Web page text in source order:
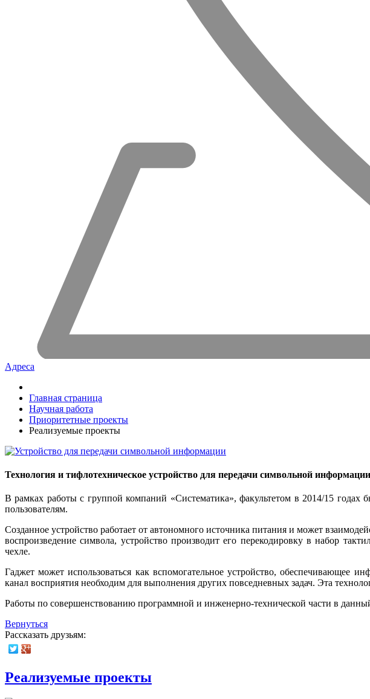
Адреса
Главная страница
Научная работа
Приоритетные проекты
Реализуемые проекты
Технология и тифлотехническое устройство для передачи символьной информации
В рамках работы с группой компаний «Систематика», факультетом в 2014/15 годах
пользователям.
Созданное устройство работает от автономного источника питания и может
воспроизведение символа, устройство производит его перекодировку в набор
чехле.
Гаджет может использоваться как вспомогательное устройство, обеспечивающее
канал восприятия необходим для выполнения других повседневных задач. Эта
Работы по совершенствованию программной и инженерно-технической части в
Вернуться
Рассказать друзьям:
Реализуемые проекты